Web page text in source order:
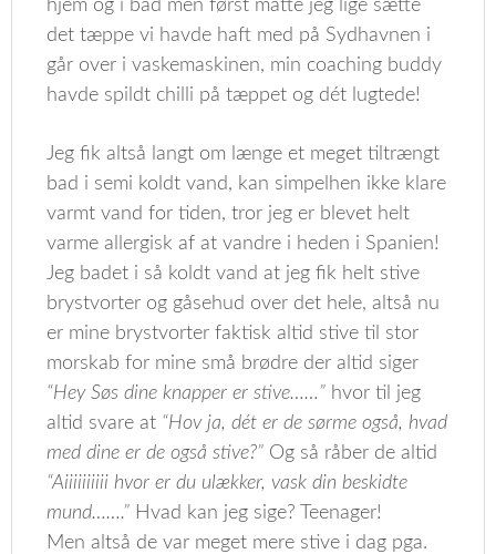
hjem og i bad men først måtte jeg lige sætte
det tæppe vi havde haft med på Sydhavnen i
går over i vaskemaskinen, min coaching buddy
havde spildt chilli på tæppet og dét lugtede!
Jeg fik altså langt om længe et meget tiltrængt
bad i semi koldt vand, kan simpelhen ikke klare
varmt vand for tiden, tror jeg er blevet helt
varme allergisk af at vandre i heden i Spanien!
Jeg badet i så koldt vand at jeg fik helt stive
brystvorter og gåsehud over det hele, altså nu
er mine brystvorter faktisk altid stive til stor
morskab for mine små brødre der altid siger
“Hey Søs dine knapper er stive……” hvor til jeg
altid svare at “Hov ja, dét er de sørme også, hvad
med dine er de også stive?” Og så råber de altid
“Aiiiiiiiiii hvor er du ulækker, vask din beskidte
mund…….” Hvad kan jeg sige? Teenager!
Men altså de var meget mere stive i dag pga.